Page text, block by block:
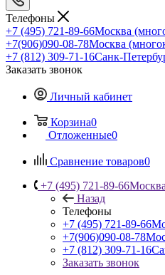
Телефоны
+7 (495) 721-89-66Москва
+7(906)090-08-78Москва
+7 (812) 309-71-16Санк-
Заказать звонок
Личный кабинет
Корзина0
Отложенные0
Сравнение товаров0
+7 (495) 721-89-66
Назад
Телефоны
+7 (495) 721-89-66
+7(906)090-08-78
+7 (812) 309-71-16
Заказать звонок